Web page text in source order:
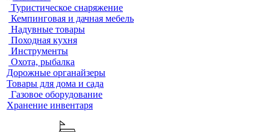
Туристическое снаряжение
Кемпинговая и дачная мебель
Надувные товары
Походная кухня
Инструменты
Охота, рыбалка
Дорожные органайзеры
Товары для дома и сада
Газовое оборудование
Хранение инвентаря